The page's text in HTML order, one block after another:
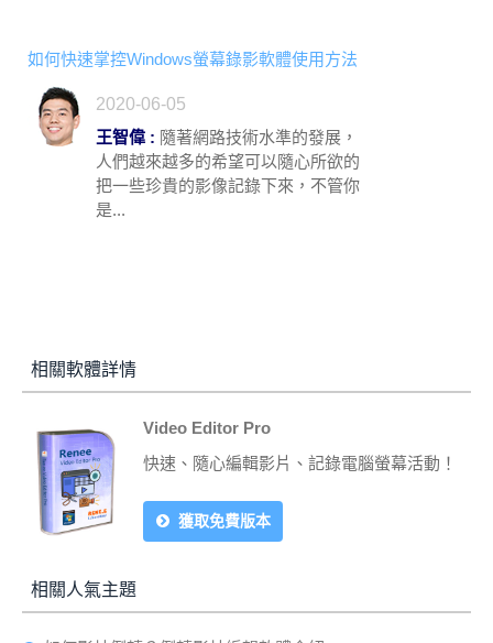
如何快速掌控Windows螢幕錄影軟體使用方法
2020-06-05
王智偉 : 隨著網路技術水準的發展，
人們越來越多的希望可以隨心所欲的
把一些珍貴的影像記錄下來，不管你
是...
相關軟體詳情
Video Editor Pro
快速、隨心編輯影片、記錄電腦螢幕活動！
獲取免費版本
相關人氣主題